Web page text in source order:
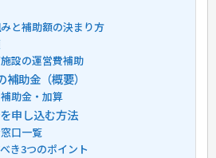
と補助額の決まり方
設の運営費補助
助金（概要）
助金・加算
申し込む方法
口一覧
き3つのポイント